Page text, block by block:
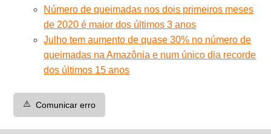
Número de queimadas nos dois primeiros meses
de 2020 é maior dos últimos 3 anos
Julho tem aumento de quase 30% no número de
queimadas na Amazônia e num único dia recorde
dos últimos 15 anos
⚠️ Comunicar erro